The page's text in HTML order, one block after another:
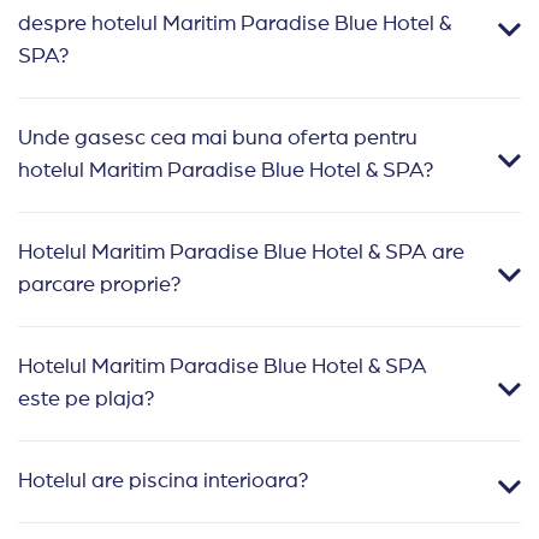
despre hotelul Maritim Paradise Blue Hotel &
SPA?
Unde gasesc cea mai buna oferta pentru
hotelul Maritim Paradise Blue Hotel & SPA?
Hotelul Maritim Paradise Blue Hotel & SPA are
parcare proprie?
Hotelul Maritim Paradise Blue Hotel & SPA
este pe plaja?
Hotelul are piscina interioara?